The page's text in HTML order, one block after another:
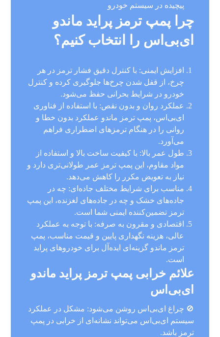
پیچیده در سیستم خودرو
چرا پمپ ترمز پراید ماندو
ای‌بی‌اس را انتخاب کنیم؟
افزایش ایمنی: با کنترل دقیق فشار ترمز در هر
چرخ، از قفل شدن چرخ‌ها جلوگیری کرده و کنترل
خودرو در شرایط بحرانی حفظ می‌شود.
عملکرد روان و بدون نقص: با استفاده از فناوری
ای‌بی‌اس، پمپ ترمز ماندو عملکرد بدون خطا و
روانی را در هنگام ترمزهای اضطراری فراهم
می‌آورد.
طول عمر بالا: با کیفیت ساخت بالا و استفاده از
مواد مقاوم، این پمپ ترمز عمر طولانی‌تری دارد و
نیاز به تعویض مکرر را کاهش می‌دهد.
مناسب برای شرایط مختلف جاده‌ای: چه در
جاده‌های خشک و چه در جاده‌های لغزنده، این پمپ
ترمز تضمین‌کننده ایمنی شما است.
اقتصادی و مقرون به صرفه: با توجه به عملکرد
عالی، هزینه نگهداری پایین و قیمت مناسب، پمپ
ترمز ماندو گزینه‌ای ایده‌آل برای خودروهای پراید
است.
علائم خرابی پمپ ترمز پراید ماندو
ای‌بی‌اس
🚫 چراغ ای‌بی‌اس روشن می‌شود: مشکل در عملکرد
سیستم ای‌بی‌اس می‌تواند نشانه‌ای از خرابی در پمپ
ترمز باشد.